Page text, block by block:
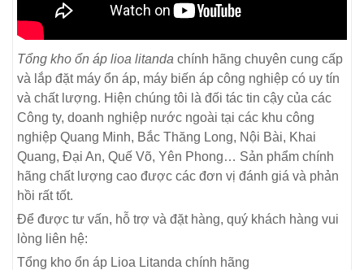
Tổng kho ổn áp lioa litanda chính hãng chuyên cung cấp
và lắp đặt máy ổn áp, máy biến áp công nghiệp có uy tín
và chất lượng. Hiện chúng tôi là đối tác tin cậy của các
Công ty, doanh nghiệp nước ngoài tại các khu công
nghiệp Quang Minh, Bắc Thăng Long, Nội Bài, Khai
Quang, Đại An, Quế Võ, Yên Phong… Sản phẩm chính
hãng chất lượng cao được các đơn vị đánh giá và phản
hồi rất tốt.
Để được tư vấn, hỗ trợ và đặt hàng, quý khách hàng vui
lòng liên hệ:
Tổng kho ổn áp Lioa Litanda chính hãng